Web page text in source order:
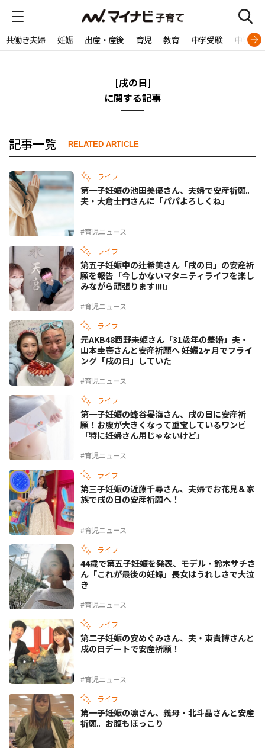
共働き夫婦 妊娠 出産・産後 育児 教育 中学受験 中学生
[戌の日]
に関する記事
記事一覧 RELATED ARTICLE
ライフ
#育児ニュース
第一子妊娠の池田美優さん、夫婦で安産祈願。
夫・大倉士門さんに「パパよろしくね」
ライフ
#育児ニュース
第五子妊娠中の辻希美さん「戌の日」の安産祈
願を報告「今しかないマタニティライフを楽し
みながら頑張ります!!!!」
ライフ
#育児ニュース
元AKB48西野未姫さん「31歳年の差婚」夫・
山本圭壱さんと安産祈願へ 妊娠2ヶ月でフライ
ング「戌の日」していた
ライフ
#育児ニュース
第一子妊娠の蜂谷晏海さん、戌の日に安産祈
願！お腹が大きくなって重宝しているワンピ
「特に妊婦さん用じゃないけど」
ライフ
#育児ニュース
第三子妊娠の近藤千尋さん、夫婦でお花見＆家
族で戌の日の安産祈願へ！
ライフ
#育児ニュース
44歳で第五子妊娠を発表、モデル・鈴木サチさ
ん「これが最後の妊婦」長女はうれしさで大泣
き
ライフ
#育児ニュース
第二子妊娠の安めぐみさん、夫・東貴博さんと
戌の日デートで安産祈願！
ライフ
第一子妊娠の凛さん、義母・北斗晶さんと安産
祈願。お腹もぽっこり